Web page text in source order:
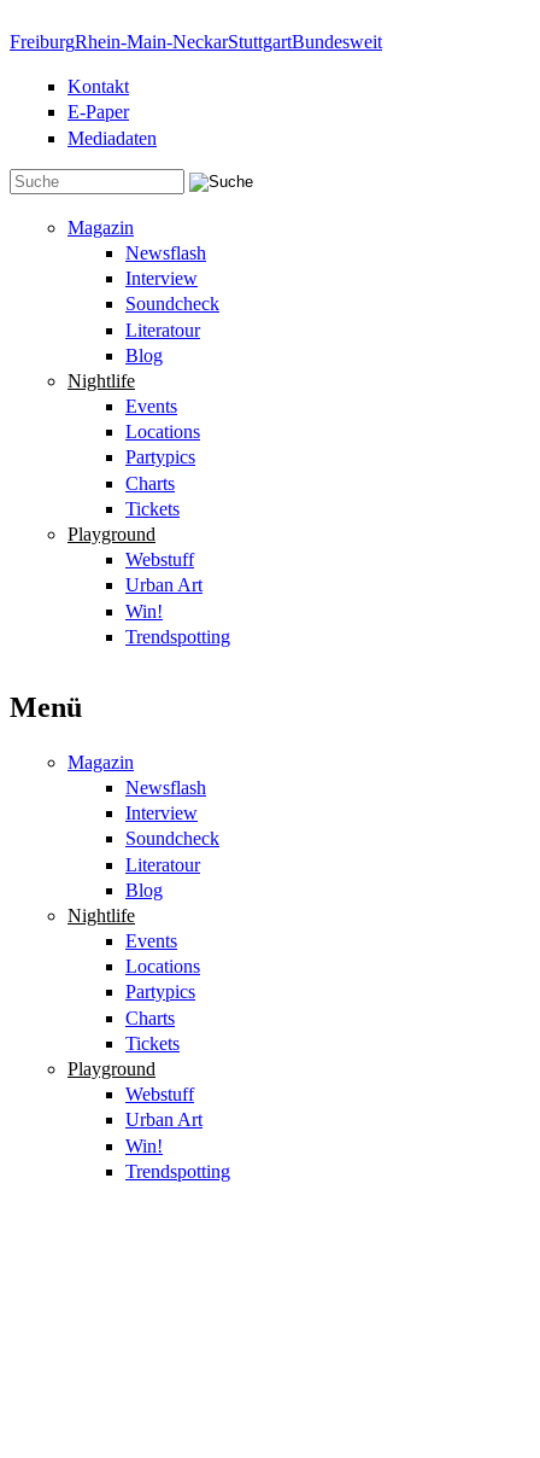
FreiburgRhein-Main-NeckarStuttgartBundesweit
Kontakt
E-Paper
Mediadaten
Magazin
Newsflash
Interview
Soundcheck
Literatour
Blog
Nightlife
Events
Locations
Partypics
Charts
Tickets
Playground
Webstuff
Urban Art
Win!
Trendspotting
Menü
Magazin
Newsflash
Interview
Soundcheck
Literatour
Blog
Nightlife
Events
Locations
Partypics
Charts
Tickets
Playground
Webstuff
Urban Art
Win!
Trendspotting